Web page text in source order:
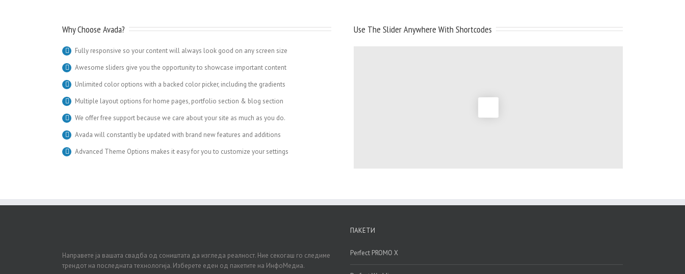
Why Choose Avada?
Fully responsive so your content will always look good on any screen size
Awesome sliders give you the opportunity to showcase important content
Unlimited color options with a backed color picker, including the gradients
Multiple layout options for home pages, portfolio section & blog section
We offer free support because we care about your site as much as you do.
Avada will constantly be updated with brand new features and additions
Advanced Theme Options makes it easy for you to customize your settings
Use The Slider Anywhere With Shortcodes
Направете ја вашата свадба од соништата да изгледа реалност. Ние секогаш го следиме
трендот на последната технологија. Изберете еден од пакетите на ИнфоМедиа.
ПАКЕТИ
Perfect PROMO X